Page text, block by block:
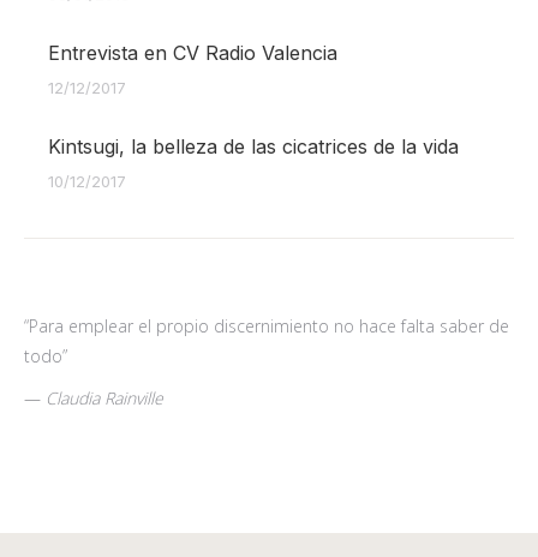
Entrevista en CV Radio Valencia
12/12/2017
Kintsugi, la belleza de las cicatrices de la vida
10/12/2017
“Para emplear el propio discernimiento no hace falta saber de
todo”
— Claudia Rainville